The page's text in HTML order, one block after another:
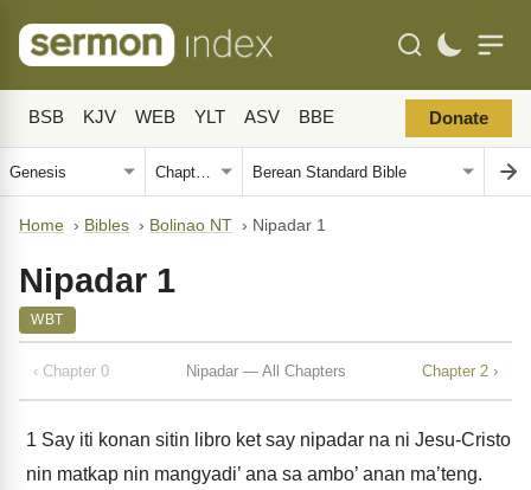
BSB KJV WEB YLT ASV BBE Donate
Home › Bibles › Bolinao NT › Nipadar 1
Nipadar 1
WBT
‹ Chapter 0 Nipadar — All Chapters Chapter 2 ›
1 Say iti konan sitin libro ket say nipadar na ni Jesu-Cristo
nin matkap nin mangyadi’ ana sa ambo’ anan ma’teng.